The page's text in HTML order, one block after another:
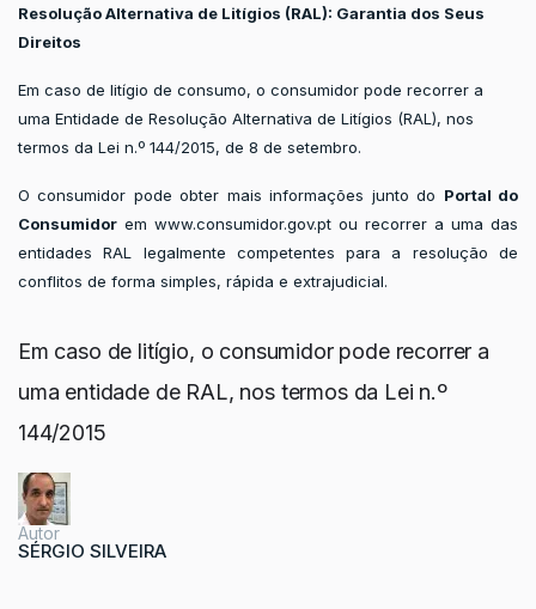
Resolução Alternativa de Litígios (RAL): Garantia dos Seus
Direitos
Em caso de litígio de consumo, o consumidor pode recorrer a
uma Entidade de Resolução Alternativa de Litígios (RAL), nos
termos da Lei n.º 144/2015, de 8 de setembro.
O consumidor pode obter mais informações junto do Portal do
Consumidor em www.consumidor.gov.pt ou recorrer a uma das
entidades RAL legalmente competentes para a resolução de
conflitos de forma simples, rápida e extrajudicial.
Em caso de litígio, o consumidor pode recorrer a
uma entidade de RAL, nos termos da Lei n.º
144/2015
SÉRGIO SILVEIRA
Autor